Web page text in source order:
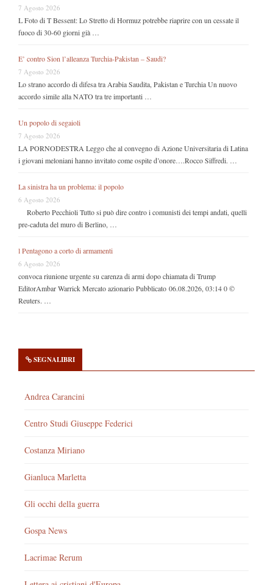
7 Agosto 2026
L Foto di T Bessent: Lo Stretto di Hormuz potrebbe riaprire con un cessate il
fuoco di 30-60 giorni già …
E’ contro Sion l’alleanza Turchia-Pakistan – Saudi?
7 Agosto 2026
Lo strano accordo di difesa tra Arabia Saudita, Pakistan e Turchia Un nuovo
accordo simile alla NATO tra tre importanti …
Un popolo di segaioli
7 Agosto 2026
LA PORNODESTRA Leggo che al convegno di Azione Universitaria di Latina
i giovani meloniani hanno invitato come ospite d’onore….Rocco Siffredi. …
La sinistra ha un problema: il popolo
6 Agosto 2026
Roberto Pecchioli Tutto si può dire contro i comunisti dei tempi andati, quelli
pre-caduta del muro di Berlino, …
l Pentagono a corto di armamenti
6 Agosto 2026
convoca riunione urgente su carenza di armi dopo chiamata di Trump
EditorAmbar Warrick Mercato azionario Pubblicato 06.08.2026, 03:14 0 ©
Reuters. …
SEGNALIBRI
Andrea Carancini
Centro Studi Giuseppe Federici
Costanza Miriano
Gianluca Marletta
Gli occhi della guerra
Gospa News
Lacrimae Rerum